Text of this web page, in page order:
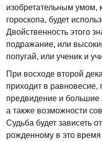
изобретательным умом,
гороскопа, будет
Двойственность этого
подражание, или
попугай, или ученик и
При восходе второй
приходит в равновесие,
предвидение и большие
а также возможности
Судьба будет зависеть
рожденному в это